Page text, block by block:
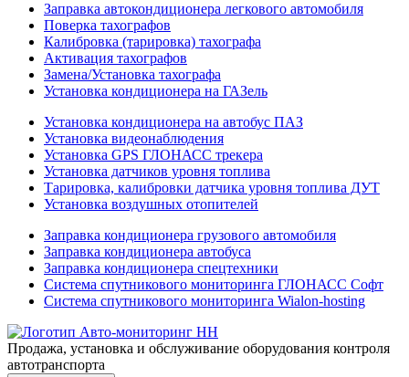
Заправка автокондиционера легкового автомобиля
Поверка тахографов
Калибровка (тарировка) тахографа
Активация тахографов
Замена/Установка тахографа
Установка кондиционера на ГАЗель
Установка кондиционера на автобус ПАЗ
Установка видеонаблюдения
Установка GPS ГЛОНАСС трекера
Установка датчиков уровня топлива
Тарировка, калибровки датчика уровня топлива ДУТ
Установка воздушных отопителей
Заправка кондиционера грузового автомобиля
Заправка кондиционера автобуса
Заправка кондиционера спецтехники
Система спутникового мониторинга ГЛОНАСС Софт
Система спутникового мониторинга Wialon-hosting
Продажа, установка и обслуживание оборудования контроля
автотранспорта